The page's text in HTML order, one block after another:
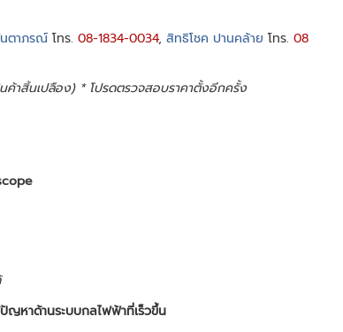
ตาภรณ์โทร. 08-1834-0034, สิทธิโชค ปานคล้าย โทร. 08
ค้าสิ้นเปลือง) * โปรดตรวจสอบราคาตั้งอีกครั้ง
ญหาด้านระบบกลไฟฟ้าที่เร็วขึ้น